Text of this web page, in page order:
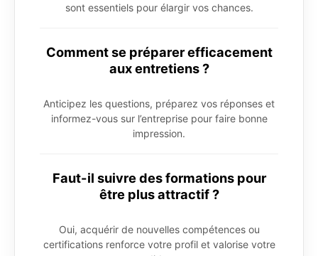
sont essentiels pour élargir vos chances.
Comment se préparer efficacement
aux entretiens ?
Anticipez les questions, préparez vos réponses et
informez-vous sur l’entreprise pour faire bonne
impression.
Faut-il suivre des formations pour
être plus attractif ?
Oui, acquérir de nouvelles compétences ou
certifications renforce votre profil et valorise votre